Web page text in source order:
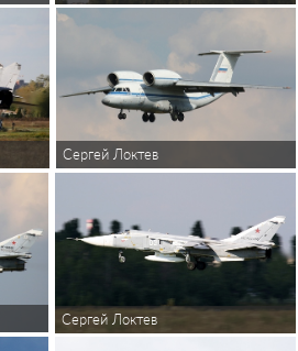
Сергей Локтев
Сергей Локтев